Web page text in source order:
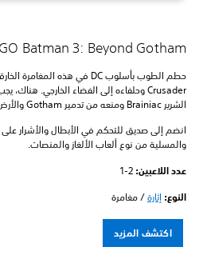
Batman 3: Beyond Gotham
الشرير Brainiac ومنعه من تدمير Gotham والأرض بأكملها.
انضم إلى صديق للتحكم في الأبطال والأشرار
والمسلية من نوع ألعاب الألغاز والمنصات.
عدد اللاعبين: ‏ 1-2
النوع: إثارة/ مغامرة
اكتشف المزيد